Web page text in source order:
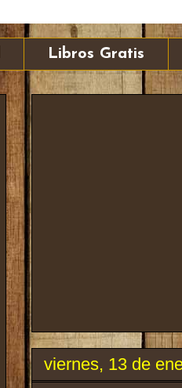
Libros Gratis
viernes, 13 de